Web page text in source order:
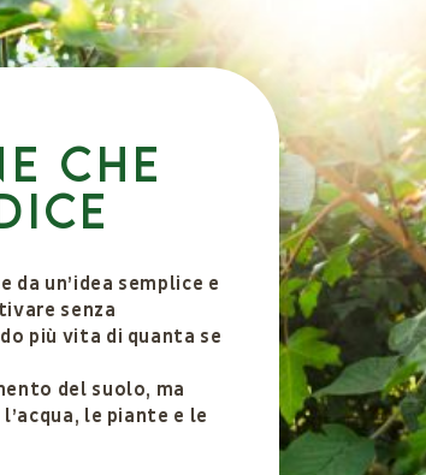
che
da un’idea semplice e
senza
più vita di quanta se
del suolo, ma
le piante e le